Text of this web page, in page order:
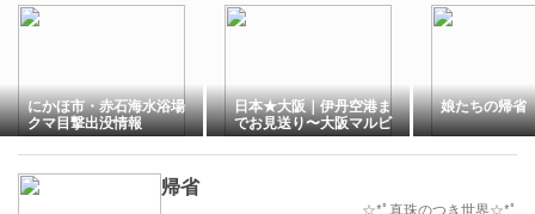
にかほ市・赤石海水浴場
クマ目撃出没情報
日本★大阪｜伊丹空港ま
でお見送り〜大阪マルビ
ルからリムジンバス〜
(2026.08.05)
娘たちの帰省
帰省
☆*ﾟ真珠のつき世界☆*ﾟ